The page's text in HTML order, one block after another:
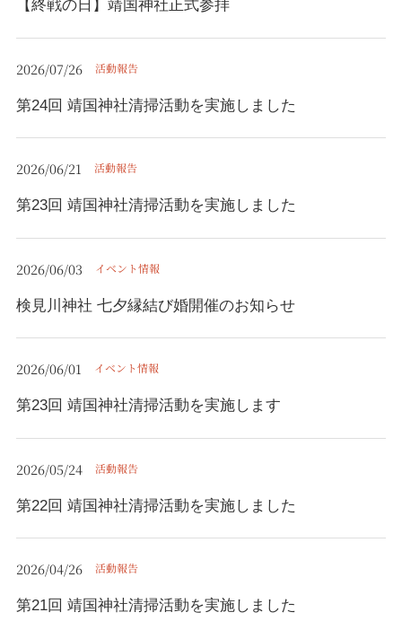
【終戦の日】靖国神社正式参拝
2026/07/26 活動報告
第24回 靖国神社清掃活動を実施しました
2026/06/21 活動報告
第23回 靖国神社清掃活動を実施しました
2026/06/03 イベント情報
検見川神社 七夕縁結び婚開催のお知らせ
2026/06/01 イベント情報
第23回 靖国神社清掃活動を実施します
2026/05/24 活動報告
第22回 靖国神社清掃活動を実施しました
2026/04/26 活動報告
第21回 靖国神社清掃活動を実施しました